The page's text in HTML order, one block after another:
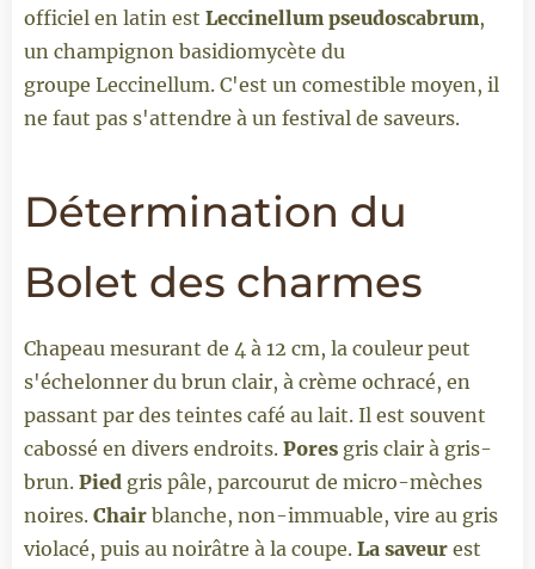
officiel en latin est Leccinellum pseudoscabrum,
un champignon basidiomycète du
groupe Leccinellum. C'est un comestible moyen, il
ne faut pas s'attendre à un festival de saveurs.
Détermination du
Bolet des charmes
Chapeau mesurant de 4 à 12 cm, la couleur peut
s'échelonner du brun clair, à crème ochracé, en
passant par des teintes café au lait. Il est souvent
cabossé en divers endroits. Pores gris clair à gris-
brun. Pied gris pâle, parcourut de micro-mèches
noires. Chair blanche, non-immuable, vire au gris
violacé, puis au noirâtre à la coupe. La saveur est